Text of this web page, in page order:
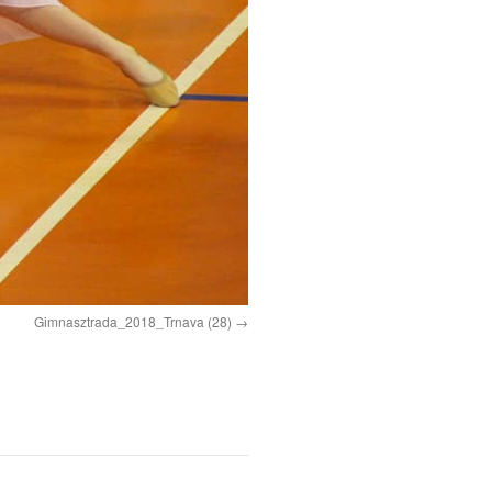
Gimnasztrada_2018_Trnava (28)